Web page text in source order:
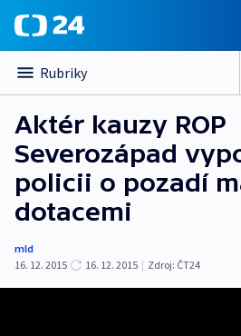
Rubriky
Aktér kauzy ROP
Severozápad
policii o pozadí
dotacemi
mld
16. 12. 2015
16. 12. 2015 | Zdroj: ČT24